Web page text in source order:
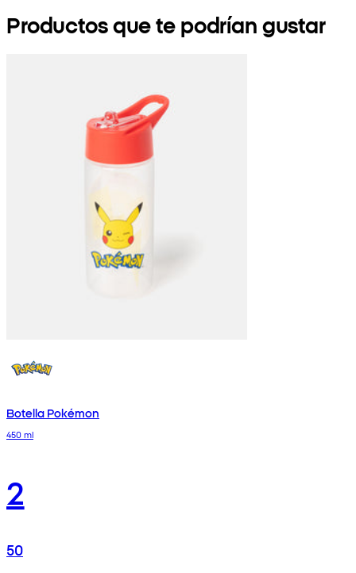
Productos que te podrían gustar
Botella Pokémon
450 ml
2
50